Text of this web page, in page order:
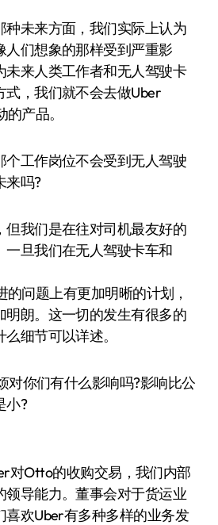
种未来方面，我们实际上认为
人们想象的那样受到严重影
未来人类工作者和无人驾驶卡
式，我们就不会去做Uber
产品。
个工作岗位不会受到无人驾驶
来吗?
但我们是在往对司机最友好的
一旦我们在无人驾驶卡车和
的问题上有更加明晰的计划，
明朗。这一切的发生有很多的
细节可以详述。
对你们有什么影响吗?影响比公
小?
对Otto的收购交易，我们内部
领导能力。董事会对于货运业
喜欢Uber有多种多样的业务发